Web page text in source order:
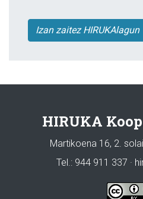
Izan zaitez HIRUKAlagun
HIRUKA
Martikoena 16, 2.
Tel.: 944 911 337 ·